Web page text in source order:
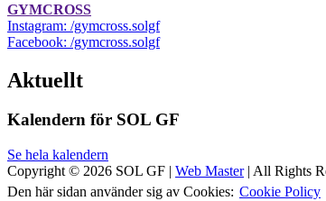
GYMCROSS
Instagram: /gymcross.solgf
Facebook: /gymcross.solgf
Aktuellt
Kalendern för SOL GF
Se hela kalendern
Copyright © 2026 SOL GF | Web Master| All Rights
Den här sidan använder sig av Cookies: Cookie Policy